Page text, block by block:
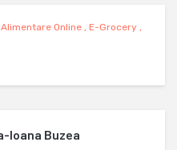
Online , E-Grocery ,
Ioana Buzea